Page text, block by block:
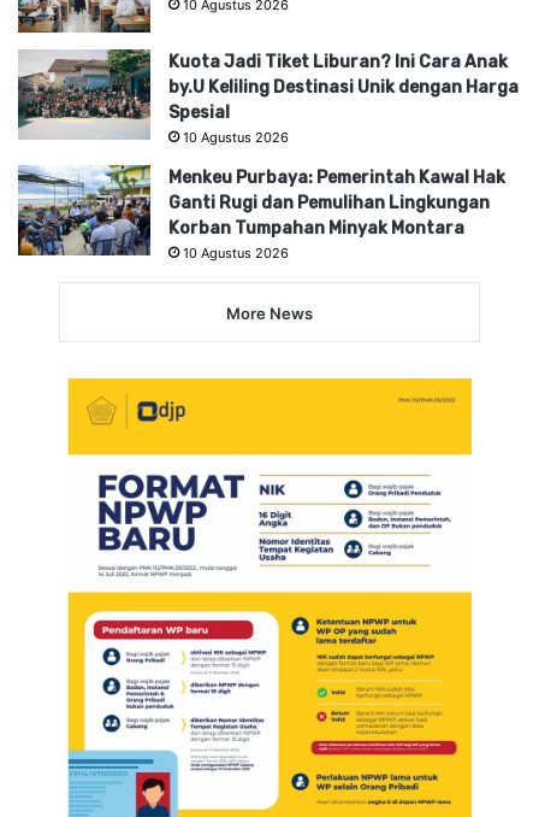
10 Agustus 2026
Kuota Jadi Tiket Liburan? Ini Cara Anak
by.U Keliling Destinasi Unik dengan Harga
Spesial
10 Agustus 2026
Menkeu Purbaya: Pemerintah Kawal Hak
Ganti Rugi dan Pemulihan Lingkungan
Korban Tumpahan Minyak Montara
10 Agustus 2026
More News